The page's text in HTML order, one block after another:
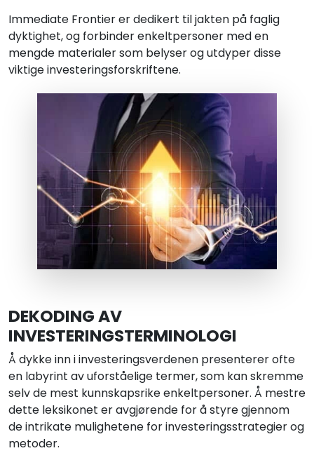
Immediate Frontier er dedikert til jakten på faglig
dyktighet, og forbinder enkeltpersoner med en
mengde materialer som belyser og utdyper disse
viktige investeringsforskriftene.
DEKODING AV
INVESTERINGSTERMINOLOGI
Å dykke inn i investeringsverdenen presenterer ofte
en labyrint av uforståelige termer, som kan skremme
selv de mest kunnskapsrike enkeltpersoner. Å mestre
dette leksikonet er avgjørende for å styre gjennom
de intrikate mulighetene for investeringsstrategier og
metoder.